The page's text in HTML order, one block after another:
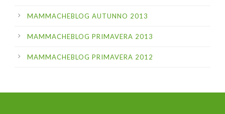
MAMMACHEBLOG AUTUNNO 2013
MAMMACHEBLOG PRIMAVERA 2013
MAMMACHEBLOG PRIMAVERA 2012